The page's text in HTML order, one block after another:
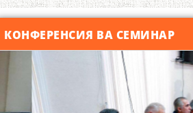
КОНФЕРЕНСИЯ ВА СЕМИНАР